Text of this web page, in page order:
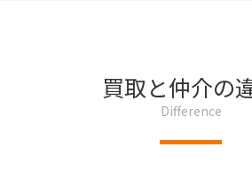
買取と仲介の
Difference